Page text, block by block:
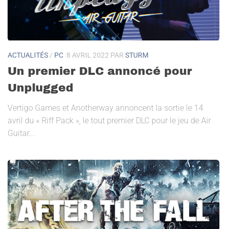
ACTUALITÉS / PC 8 AVRIL 2022 PAR STURM
Un premier DLC annoncé pour
Unplugged
Vertigo Games et Anotherway annoncent la sortie le 14
avril du « Riff Pack », le tout premier DLC pour le jeu de Air
Guitar...